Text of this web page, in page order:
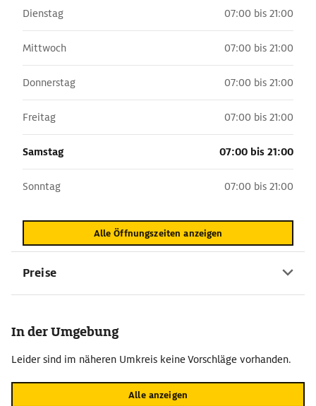
Dienstag 07:00 bis 21:00
Mittwoch 07:00 bis 21:00
Donnerstag 07:00 bis 21:00
Freitag 07:00 bis 21:00
Samstag 07:00 bis 21:00
Sonntag 07:00 bis 21:00
Alle Öffnungszeiten anzeigen
Preise
In der Umgebung
Leider sind im näheren Umkreis keine Vorschläge vorhanden.
Alle anzeigen